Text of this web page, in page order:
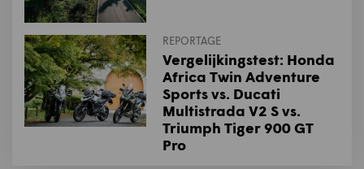
REPORTAGE
Vergelijkingstest: Honda
Africa Twin Adventure
Sports vs. Ducati
Multistrada V2 S vs.
Triumph Tiger 900 GT
Pro